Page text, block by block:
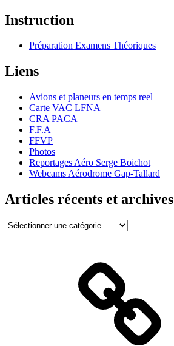
Instruction
Préparation Examens Théoriques
Liens
Avions et planeurs en temps reel
Carte VAC LFNA
CRA PACA
F.F.A
FFVP
Photos
Reportages Aéro Serge Boichot
Webcams Aérodrome Gap-Tallard
Articles récents et archives
Articles